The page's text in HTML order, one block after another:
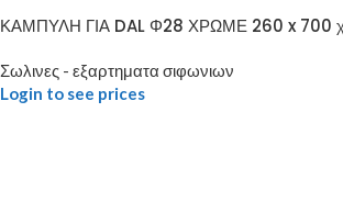
ΚΑΜΠΥΛΗ ΓΙΑ DAL Φ28 ΧΡΩΜΕ 260 x 700
Σωλινες - εξαρτηματα σιφωνιων
Login to see prices